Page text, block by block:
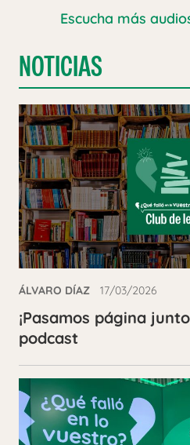
Escucha más
NOTICIAS
ÁLVARO DÍAZ 17/03/2026
¡Pasamos página
podcast